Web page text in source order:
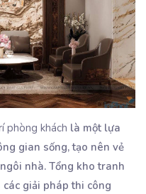
phòng khách là một lựa
gian sống, tạo nên vẻ
nhà. Tổng kho tranh
giải pháp thi công